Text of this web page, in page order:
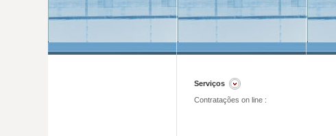
Serviços
Contratações on line :